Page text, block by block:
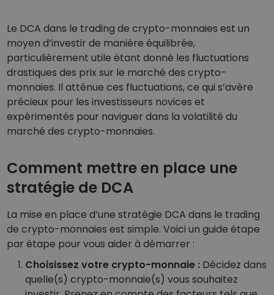
Le DCA dans le trading de crypto-monnaies est un
moyen d’investir de manière équilibrée,
particulièrement utile étant donné les fluctuations
drastiques des prix sur le marché des crypto-
monnaies. Il atténue ces fluctuations, ce qui s’avère
précieux pour les investisseurs novices et
expérimentés pour naviguer dans la volatilité du
marché des crypto-monnaies.
Comment mettre en place une
stratégie de DCA
La mise en place d’une stratégie DCA dans le trading
de crypto-monnaies est simple. Voici un guide étape
par étape pour vous aider à démarrer :
Choisissez votre crypto-monnaie : Décidez dans
quelle(s) crypto-monnaie(s) vous souhaitez